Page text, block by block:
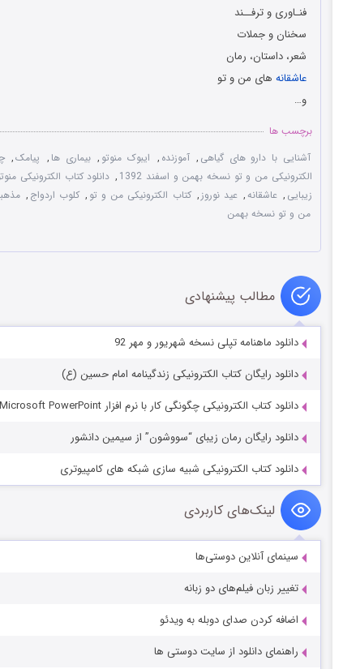
فنـاوری و ترفــند
سخنان و جملات
شعر، داستان، رمان
عاشقانه های من و تو
و…
برچسب ها
آشنایی با دارو های گیاهی , آموزنده , ایبوک منوتو , بيماری ها , پیامک,
الکترونیکی من و تو نسخه بهمن و اسفند 1392
, دانلود کتاب الکترونیکی
زيبايی , عاشقانه, عید نوروز , کتاب الکترونیکی من و تو , کلوب اردواج ,
من و تو نسخه بهمن
مطالب پیشنهادی
دانلود ماهنامه تپلی نسخه شهریور و مهر 92
دانلود رایگان کتاب الکترونیکی زندگینامه امام حسین (ع)
دانلود کتاب الکترونیکی چگونگی کار با نرم افزار Microsoft PowerPoint
دانلود رایگان رمان زیبای “سووشون” از سیمین دانشور
دانلود کتاب الکترونیکی شبیه سازی شبکه های کامپیوتری
لینک‌های کاربردی
سینمای آنلاین دوستی‌ها
تغییر زبان فیلم‌های دو زبانه
اضافه کردن صدای دوبله به ویدئو
راهنمای دانلود از سایت دوستی ها